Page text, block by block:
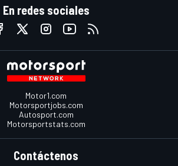
En redes sociales
Motor1.com
Motorsportjobs.com
Autosport.com
Motorsportstats.com
Contáctenos